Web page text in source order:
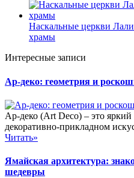
Наскальные церкви
храмы
Интересные записи
Ар-деко: геометрия и
Ар-деко (Art Deco) – это
декоративно-прикладном
Читать»
Ямайская архитектура:
шедевры